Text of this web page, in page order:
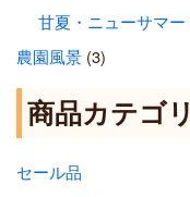
甘夏・ニューサマー
農園風景(3)
商品カテゴリ
セール品